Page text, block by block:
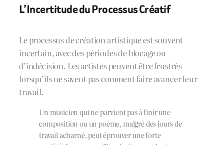
L’Incertitude du Processus Créatif
Le processus de création artistique est souvent
incertain, avec des périodes de blocage ou
d’indécision. Les artistes peuvent être frustrés
lorsqu’ils ne savent pas comment faire avancer leur
travail.
Un musicien qui ne parvient pas à finir une
composition ou un poème, malgré des jours de
travail acharné, peut éprouver une forte